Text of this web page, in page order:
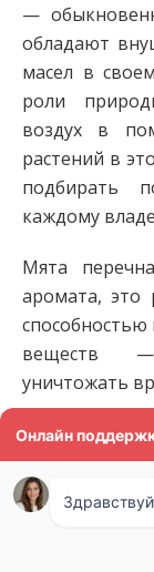
—
обладают
масел в
роли
воздух в
растений в
подбирать
каждому
Мята
аромата, это
способностью
веществ —
уничтожать
Отзыв:
бы все